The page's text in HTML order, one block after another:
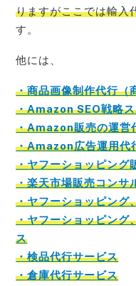
りますがここでは輸入
す。
他には、
・商品画像制作代行（
・Amazon SEO戦略
・Amazon販売の運営
・Amazon広告運用代
・ヤフーショッピング
・楽天市場販売コンサ
・ヤフーショッピング
・ヤフーショッピング
ス
・検品代行サービス
・倉庫代行サービス